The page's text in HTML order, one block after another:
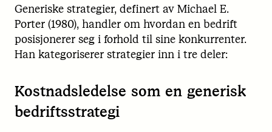
Generiske strategier, definert av Michael E.
Porter (1980), handler om hvordan en bedrift
posisjonerer seg i forhold til sine konkurrenter.
Han kategoriserer strategier inn i tre deler:
Kostnadsledelse som en generisk
bedriftsstrategi